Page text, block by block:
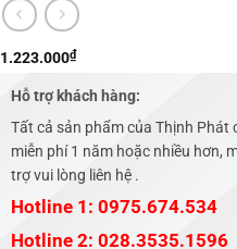
1.223.000₫
Hỗ trợ khách hàng:
Tất cả sản phẩm của Thịnh Phát
miễn phí 1 năm hoặc nhiều hơn,
trợ vui lòng liên hệ .
Hotline 1: 0975.674.534
Hotline 2: 028.3535.1596